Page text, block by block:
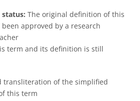
The original definition of this
approved by a research
term and its definition is still
transliteration of the simplified
this term